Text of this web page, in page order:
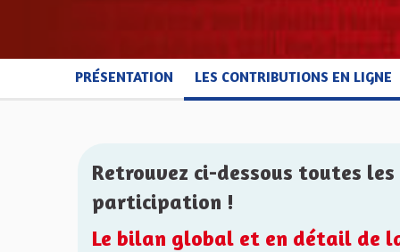
PRÉSENTATION LES CONTRIBUTIONS EN LIGNE
Retrouvez ci-dessous toutes
participation !
Le bilan global et en détail de